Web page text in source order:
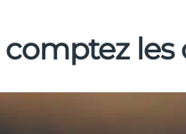
les